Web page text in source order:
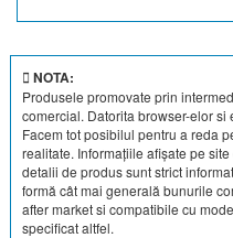
NOTA:
Produsele promovate prin
comercial. Datorita browser-elor
Facem tot posibilul pentru a reda
realitate. Informațiile afișate pe
detalii de produs sunt strict
formă cât mai generală bunurile
after market si compatibile cu
specificat altfel.